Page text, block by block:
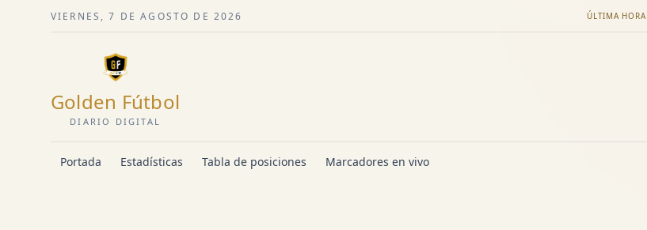
VIERNES, 7 DE AGOSTO DE 2026 ÚLTIMA HORA
Golden Fútbol
DIARIO DIGITAL
Portada Estadísticas Tabla de posiciones Marcadores en vivo